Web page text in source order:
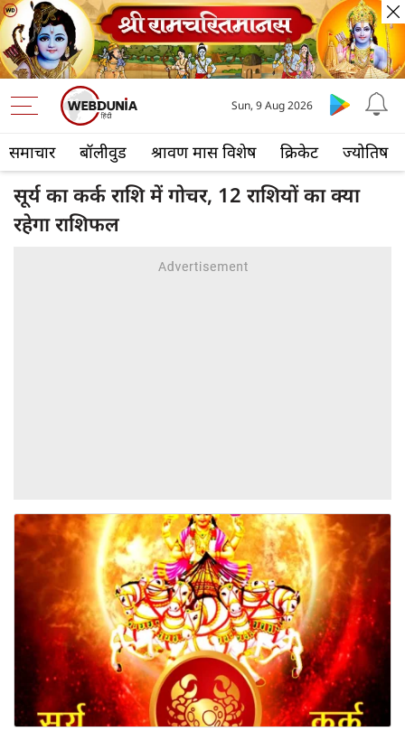
समाचार बॉलीवुड श्रावण मास विशेष क्रिकेट ज्योतिष
Sun, 9 Aug 2026
सूर्य का कर्क राशि में गोचर, 12 राशियों का क्या
रहेगा राशिफल